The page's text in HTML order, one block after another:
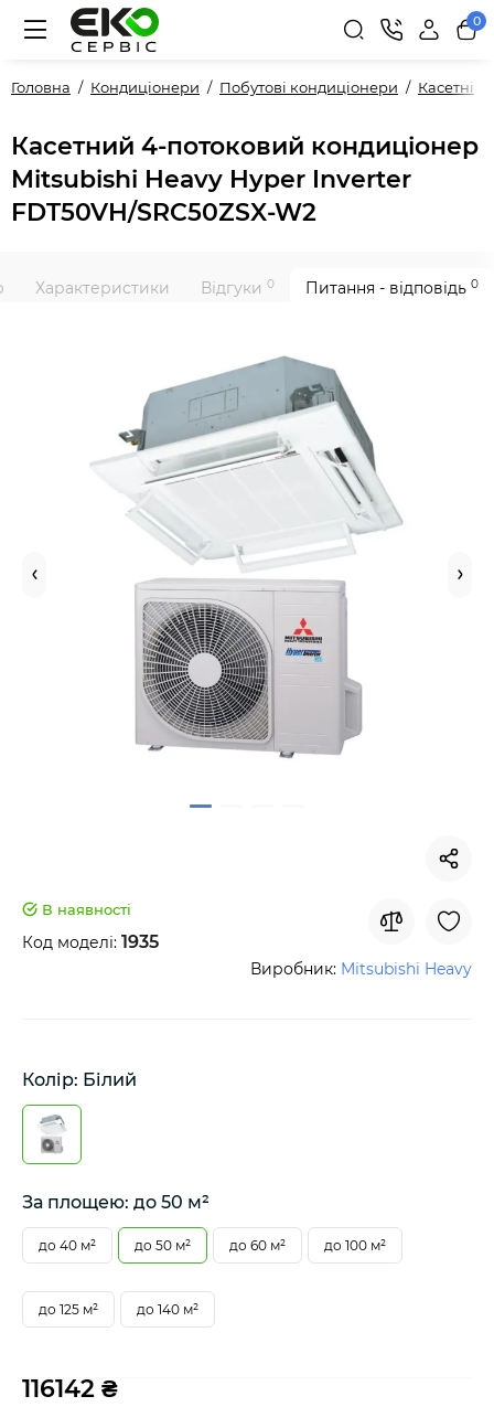
0
Головна Кондиціонери Побутові кондиціонери Касетні
Касетний 4-потоковий кондиціонер
Mitsubishi Heavy Hyper Inverter
FDT50VH/SRC50ZSX-W2
Характеристики Відгуки 0 Питання - відповідь 0
В наявності
Код моделі: 1935
Виробник: Mitsubishi Heavy
Колір: Білий
За площею: до 50 м²
до 40 м² до 50 м² до 60 м² до 100 м²
до 125 м² до 140 м²
116142 ₴